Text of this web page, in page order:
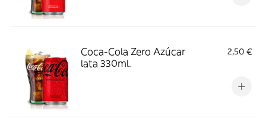
Coca-Cola Zero Azúcar
lata 330ml.
2,50 €